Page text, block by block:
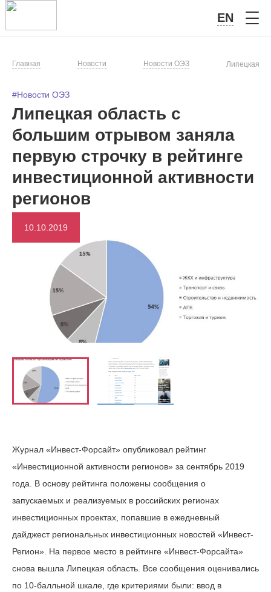
EN
Главная Новости Новости ОЭЗ Липецкая
#Новости ОЭЗ
Липецкая область с
большим отрывом заняла
первую строчку в рейтинге
инвестиционной активности
регионов
10.10.2019
Журнал «Инвест‑Форсайт» опубликовал рейтинг
«Инвестиционной активности регионов» за сентябрь 2019
года. В основу рейтинга положены сообщения о
запускаемых и реализуемых в российских регионах
инвестиционных проектах, попавшие в ежедневный
дайджест региональных инвестиционных новостей «Инвест-
Регион». На первое место в рейтинге «Инвест‑Форсайта»
снова вышла Липецкая область. Все сообщения оценивались
по 10‑балльной шкале, где критериями были: ввод в